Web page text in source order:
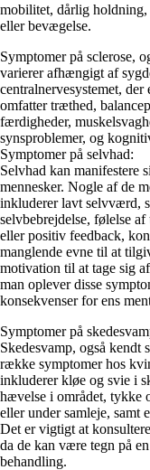
mobilitet, dårlig holdning,
eller bevægelse.
Symptomer på sclerose,
varierer afhængigt af
centralnervesystemet,
omfatter træthed,
færdigheder,
synsproblemer, og
Symptomer på selvhad:
Selvhad kan manifestere
mennesker. Nogle af de
inkluderer lavt selvværd,
selvbebrejdelse, følelse
eller positiv feedback,
manglende evne til at
motivation til at tage sig
man oplever disse
konsekvenser for ens
Symptomer på
Skedesvamp, også kendt
række symptomer hos
inkluderer kløe og svie i
hævelse i området, tykke
eller under samleje, samt
Det er vigtigt at
da de kan være tegn på
behandling.